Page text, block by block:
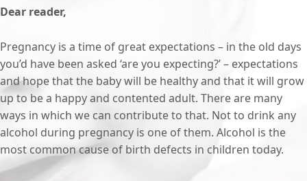
Dear reader,
Pregnancy is a time of great expectations – in the old days
you’d have been asked ‘are you expecting?’ – expectations
and hope that the baby will be healthy and that it will grow
up to be a happy and contented adult. There are many
ways in which we can contribute to that. Not to drink any
alcohol during pregnancy is one of them. Alcohol is the
most common cause of birth defects in children today.